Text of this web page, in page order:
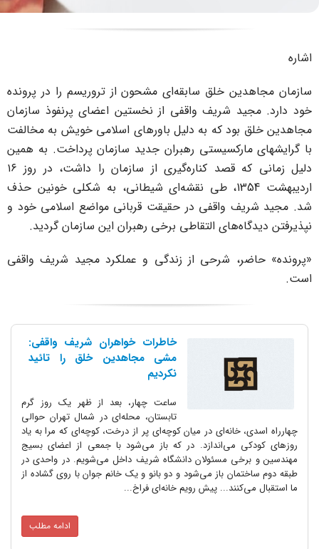
خلق سابقه‌ای مشحون از تروریسم را در پرونده
شریف واقفی از نخستین اعضای پرنفوذ سازمان
که به دلیل باورهای اسلامی خویش به مخالفت
رهبران جدید سازمان پرداخت. به همین
دلیل زمانی که قصد کناره‌گیری از سازمان را داشت، در روز ۱۶
اردیبهشت 1354، طی نقشه‌ای شیطانی، به شکلی خونین حذف
واقفی در حقیقت قربانی مواضع اسلامی خود و
التقاطی برخی رهبران این سازمان گردید.
شرحی از زندگی و عملکرد مجید شریف واقفی
خاطرات خواهران شریف واقفی:
مشی مجاهدین خلق را تائید
نکردیم
ساعت چهار، بعد از ظهر یک روز گرم
تابستان، محله‌ای در شمال تهران حوالی
خانه‌ای در میان کوچه‌ای پر از درخت، کوچه‌ای که مرا به یاد
می‌اندازد. در که باز می‌شود با جمعی از اعضای بسیج
مسئولان دانشگاه شریف داخل می‌شویم. در واحدی در
باز می‌شود و دو بانو و یک خانم جوان با روی گشاده از
پیش رویم خانه‌ای فراخ...